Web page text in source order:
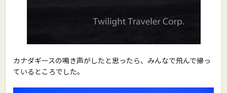
カナダギースの鳴き声がしたと思ったら、みんなで飛んで帰っ
ているところでした。